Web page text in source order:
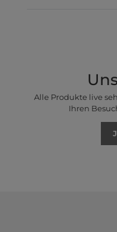
Alle Produkte live
Ihren